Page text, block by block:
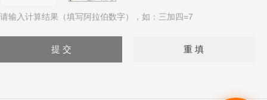
请输入计算结果（填写阿拉伯数字），如：三加四=7